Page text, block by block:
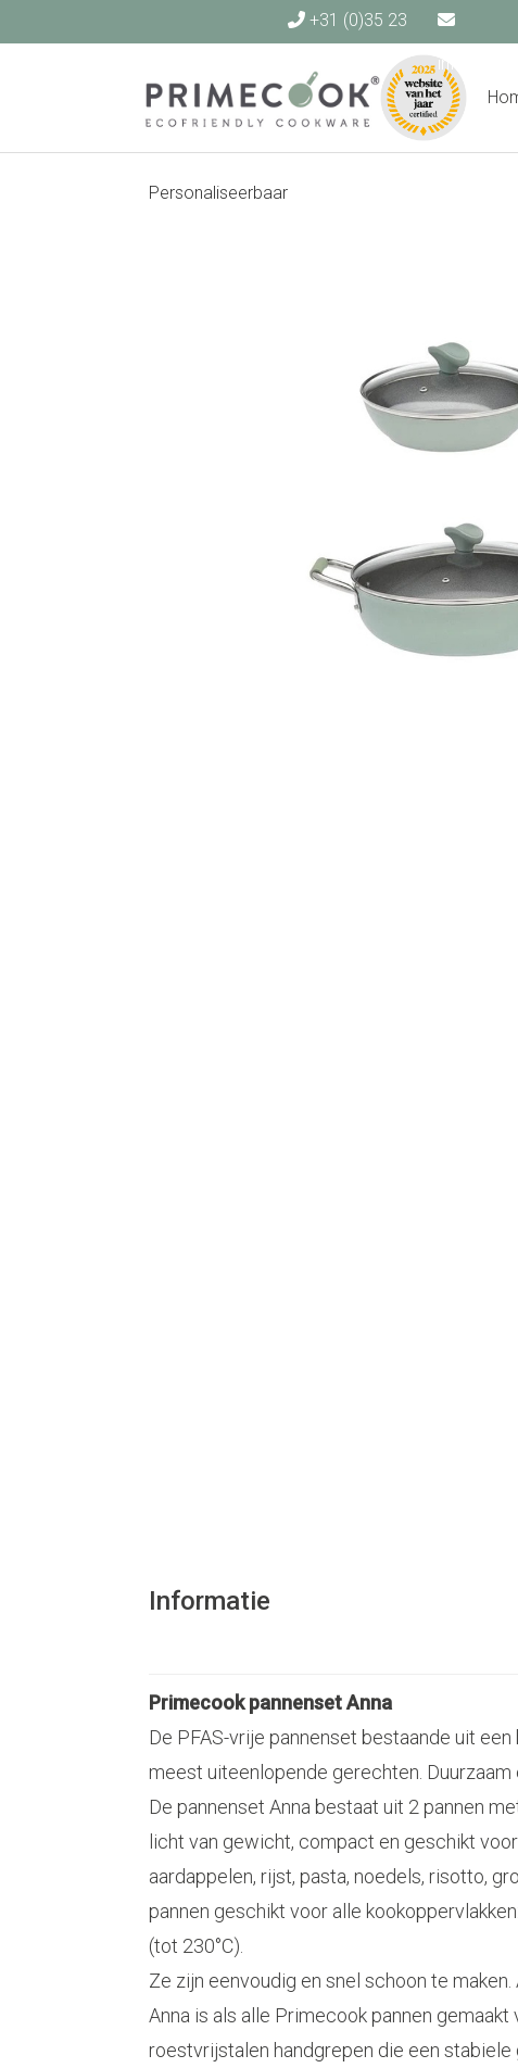
+31 (0)35 23
Personaliseerbaar
Informatie
Primecook pannenset Anna
De PFAS-vrije pannenset bestaande uit
meest uiteenlopende gerechten. Duurzaam
De pannenset Anna bestaat uit 2 pannen
licht van gewicht, compact en geschikt
aardappelen, rijst, pasta, noedels, risotto,
pannen geschikt voor alle
(tot 230°C).
Ze zijn eenvoudig en snel schoon te
Anna is als alle Primecook pannen
roestvrijstalen handgrepen die een